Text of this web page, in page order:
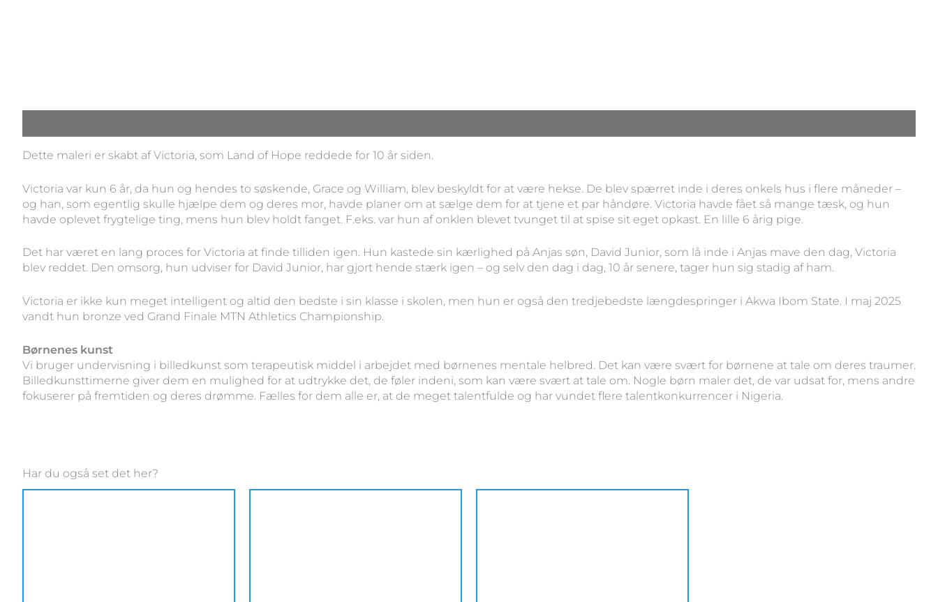
Dette maleri er skabt af Victoria, som Land of Hope reddede for 10 år siden.
Victoria var kun 6 år, da hun og hendes to søskende, Grace og William, blev beskyldt for at være hekse. De blev spærret inde i deres onkels hus i flere måneder –
og han, som egentlig skulle hjælpe dem og deres mor, havde planer om at sælge dem for at tjene et par håndøre. Victoria havde fået så mange tæsk, og hun
havde oplevet frygtelige ting, mens hun blev holdt fanget. F.eks. var hun af onklen blevet tvunget til at spise sit eget opkast. En lille 6 årig pige.
Det har været en lang proces for Victoria at finde tilliden igen. Hun kastede sin kærlighed på Anjas søn, David Junior, som lå inde i Anjas mave den dag, Victoria
blev reddet. Den omsorg, hun udviser for David Junior, har gjort hende stærk igen – og selv den dag i dag, 10 år senere, tager hun sig stadig af ham.
Victoria er ikke kun meget intelligent og altid den bedste i sin klasse i skolen, men hun er også den tredjebedste længdespringer i Akwa Ibom State. I maj 2025
vandt hun bronze ved Grand Finale MTN Athletics Championship.
Børnenes kunst
Vi bruger undervisning i billedkunst som terapeutisk middel i arbejdet med børnenes mentale helbred. Det kan være svært for børnene at tale om deres traumer.
Billedkunsttimerne giver dem en mulighed for at udtrykke det, de føler indeni, som kan være svært at tale om. Nogle børn maler det, de var udsat for, mens andre
fokuserer på fremtiden og deres drømme. Fælles for dem alle er, at de meget talentfulde og har vundet flere talentkonkurrencer i Nigeria.
Har du også set det her?